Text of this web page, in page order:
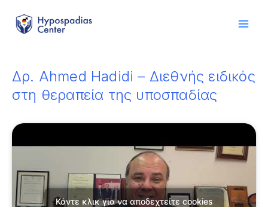
περιεχόμενο
περιεχόμενο
Δρ. Ahmed Hadidi – Διεθνής ειδικός
στη θεραπεία της υποσπαδίας
Κάντε κλικ για να αποδεχτείτε cookies